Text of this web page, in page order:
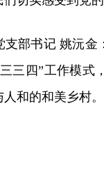
支部书记 姚沅金
三四”工作模式
和的和美乡村。